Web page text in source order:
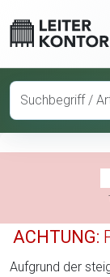
ACHTUNG:
Aufgrund der